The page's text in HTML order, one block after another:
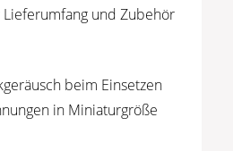
und Zubehör
beim Einsetzen
in Miniaturgröße